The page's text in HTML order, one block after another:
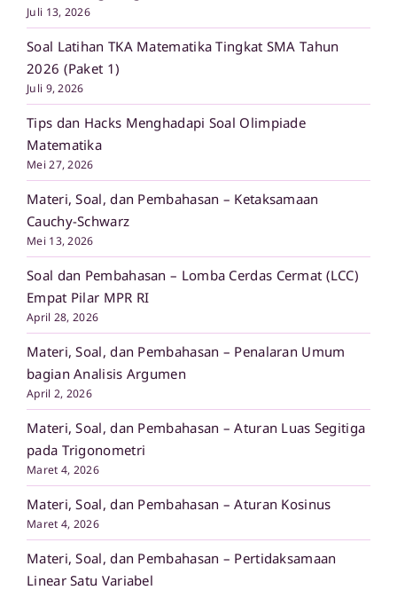
Juli 13, 2026
Soal Latihan TKA Matematika Tingkat SMA Tahun
2026 (Paket 1)
Juli 9, 2026
Tips dan Hacks Menghadapi Soal Olimpiade
Matematika
Mei 27, 2026
Materi, Soal, dan Pembahasan – Ketaksamaan
Cauchy-Schwarz
Mei 13, 2026
Soal dan Pembahasan – Lomba Cerdas Cermat (LCC)
Empat Pilar MPR RI
April 28, 2026
Materi, Soal, dan Pembahasan – Penalaran Umum
bagian Analisis Argumen
April 2, 2026
Materi, Soal, dan Pembahasan – Aturan Luas Segitiga
pada Trigonometri
Maret 4, 2026
Materi, Soal, dan Pembahasan – Aturan Kosinus
Maret 4, 2026
Materi, Soal, dan Pembahasan – Pertidaksamaan
Linear Satu Variabel